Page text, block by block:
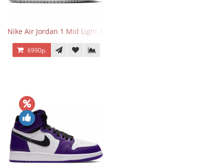
Nike Air Jordan 1 Mid Light Smoke Grey
6990р.